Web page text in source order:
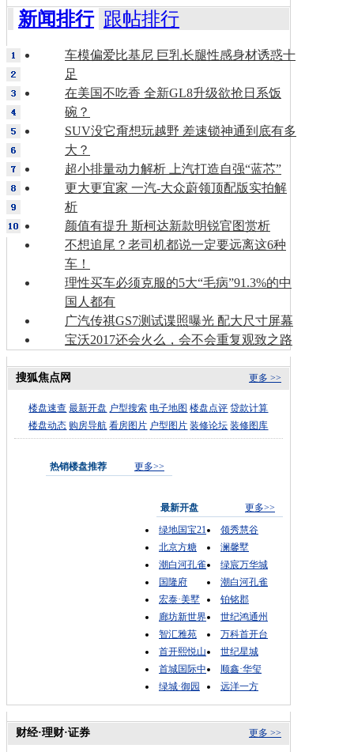
新闻排行 跟帖排行
车模偏爱比基尼 巨乳长腿性感身材诱惑十
足
在美国不吃香 全新GL8升级欲抢日系饭
碗？
SUV没它甭想玩越野 差速锁神通到底有多
大？
超小排量动力解析 上汽打造自强“蓝芯”
更大更宜家 一汽-大众蔚领顶配版实拍解
析
颜值有提升 斯柯达新款明锐官图赏析
不想追尾？老司机都说一定要远离这6种
车！
理性买车必须克服的5大“毛病”91.3%的中
国人都有
广汽传祺GS7测试谍照曝光 配大尺寸屏幕
宝沃2017还会火么，会不会重复观致之路
更多 >>
搜狐焦点网
楼盘速查 最新开盘 户型搜索 电子地图 楼盘点评 贷款计算
楼盘动态 购房导航 看房图片 户型图片 装修论坛 装修图库
热销楼盘推荐 更多>>
最新开盘
更多>>
绿地国宝21
领秀慧谷
北京方糖
澜馨墅
潮白河孔雀
绿宸万华城
国隆府
潮白河孔雀
宏泰·美墅
铂铭郡
廊坊新世界
世纪鸿通州
智汇雅苑
万科首开台
首开熙悦山
世纪星城
首城国际中
顺鑫·华玺
绿城·御园
远洋一方
更多 >>
财经·理财·证券